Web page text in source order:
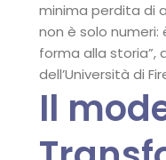
minima perdita di
non è solo numeri:
forma alla storia”,
dell’Università di
Il